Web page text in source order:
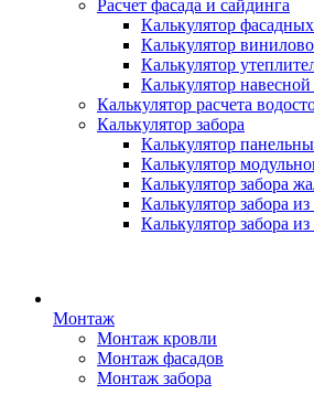
Расчет фасада и сайдинга
Калькулятор
Калькулятор
Калькулятор
Калькулятор
Калькулятор расчета
Калькулятор забора
Калькулятор
Калькулятор
Калькулятор забора
Калькулятор забора
Калькулятор забора
Монтаж
Монтаж кровли
Монтаж фасадов
Монтаж забора